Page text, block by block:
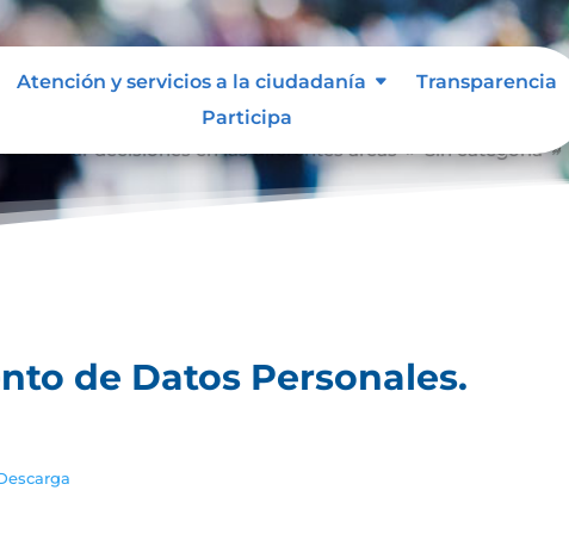
Atención y servicios a la ciudadanía
Transparencia
Participa
tomar decisiones en las diferentes áreas 9
de Datos Personales.